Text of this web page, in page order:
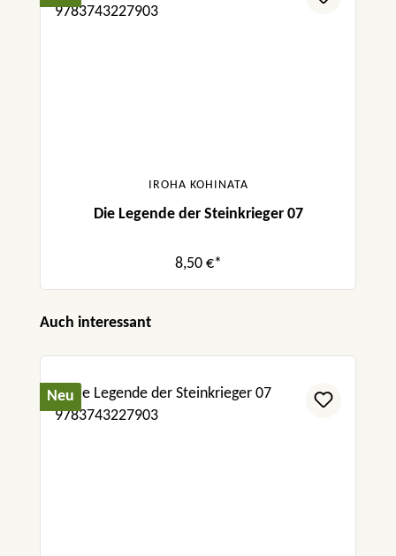
IROHA KOHINATA
Die Legende der Steinkrieger 07
8,50 €*
Produktgalerie überspringen
Auch interessant
Neu